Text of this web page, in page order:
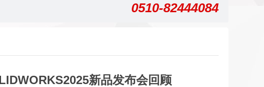
0510-82444084
新品发布会回顾